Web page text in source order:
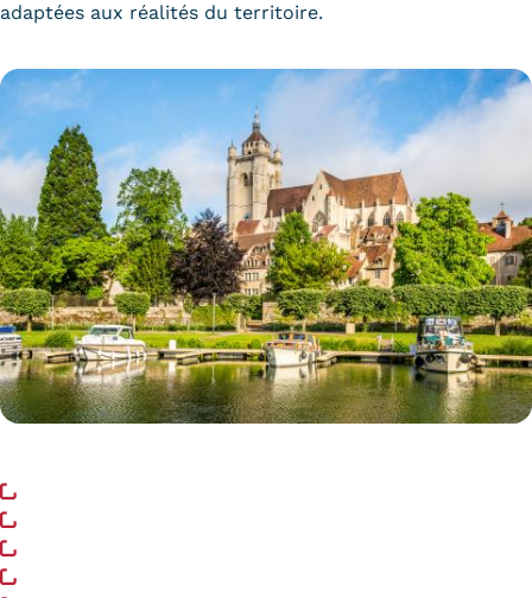
Témoignages
Statistiques
Lexique
Téléchargements
Qualiopi
Le Cnam ICSV
Mobilité internationale et
adaptées aux réalités du territoire.